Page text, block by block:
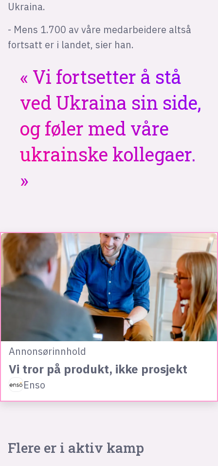
Ukraina.
- Mens 1.700 av våre medarbeidere altså
fortsatt er i landet, sier han.
Vi fortsetter å stå
ved Ukraina sin side,
og føler med våre
ukrainske kollegaer.
Annonsørinnhold
Vi tror på produkt, ikke prosjekt
Enso
Flere er i aktiv kamp